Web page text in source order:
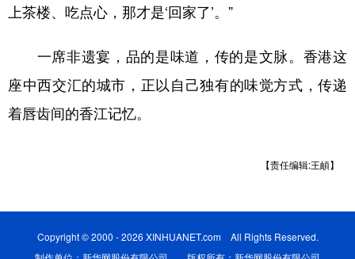
上茶楼、吃点心，那才是‘回家了’。”
一席非遗宴，品的是味道，传的是文脉。香港这
座中西交汇的城市，正以自己独有的味觉方式，传递
着唇齿间的香江记忆。
【责任编辑:王頔】
Copyright © 2000 - 2026 XINHUANET.com All Rights Reserved.